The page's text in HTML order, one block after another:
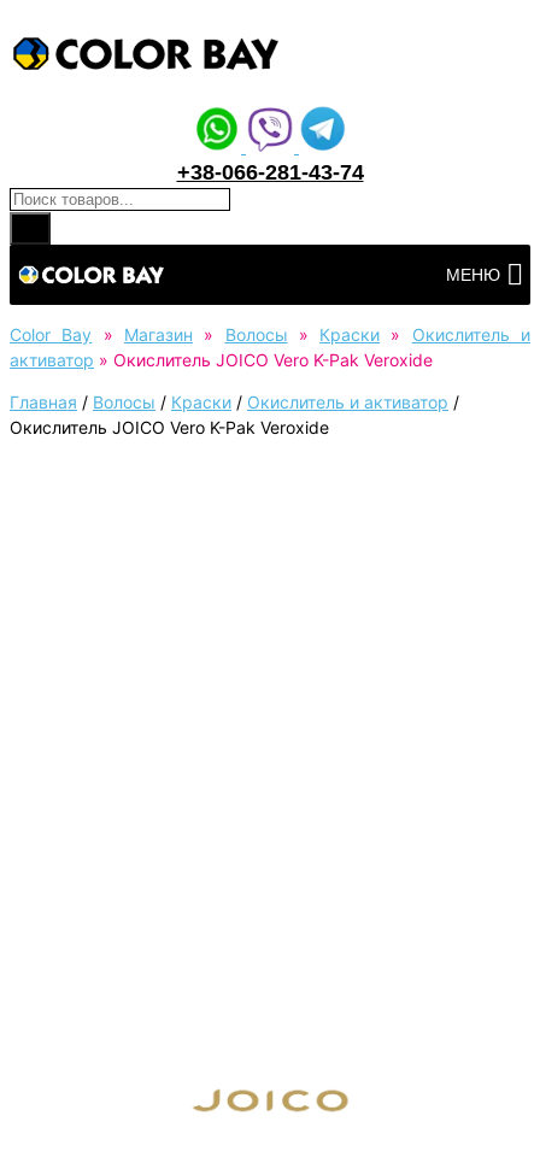
+38-066-281-43-74
Поиск товаров
контенту
МЕНЮ
Color Bay » Магазин » Волосы » Краски » Окислитель и
активатор » Окислитель JOICO Vero K-Pak Veroxide
Главная / Волосы / Краски / Окислитель и активатор /
Окислитель JOICO Vero K-Pak Veroxide